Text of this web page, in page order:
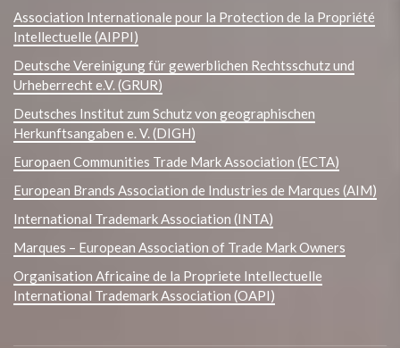
Association Internationale pour la Protection de la Propriété
Intellectuelle (AIPPI)
Deutsche Vereinigung für gewerblichen Rechtsschutz und
Urheberrecht e.V. (GRUR)
Deutsches Institut zum Schutz von geographischen
Herkunftsangaben e. V. (DIGH)
Europaen Communities Trade Mark Association (ECTA)
European Brands Association de Industries de Marques (AIM)
International Trademark Association (INTA)
Marques – European Association of Trade Mark Owners
Organisation Africaine de la Propriete Intellectuelle
International Trademark Association (OAPI)